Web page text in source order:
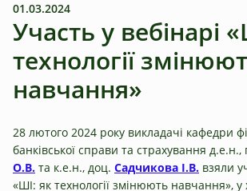
01.03.2024
Участь у вебінарі
технології
навчання»
28 лютого 2024 року викладачі кафедри
банківської справи та страхування
О.В. та к.е.н., доц. Садчикова І.В. взяли
«ШІ: як технології змінюють навчання», у